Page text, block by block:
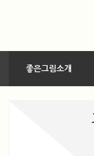
좋은그림소개